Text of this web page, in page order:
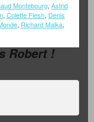
Montebourg, Astrid
, Colette Flesh, Denis
, Richard Malka,
Robert !